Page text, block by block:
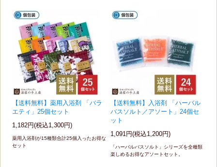
【送料無料】薬用入浴剤 「バラ
エティ」25個セット
1,182円(税込1,300円)
薬用入浴剤が15種類合計25個入ったお得な
セット
【送料無料】入浴剤 「ハーバル
バスソルト／アソート」24個セ
ット
1,091円(税込1,200円)
「ハーバルバスソルト」シリーズを全種類
楽しめるお得なアソートセット。